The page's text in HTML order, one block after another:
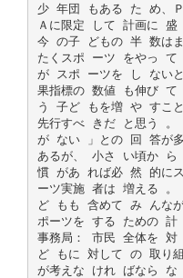
少 年団 もある た め、
Ａに限定 して 計画に 盛
今 の子 どもの 半 数は
たくスポ ーツ をやっ
が スポ ーツを し ない
果指標の 数値 も伸び
う 子ど もを増 や すこ
先行すべ きだ と思う
が ない 」との 回 答が多
あるが、 小さ い頃か
慣 があ れば必 然 的に
ーツ実施 者は 増える
ど もも 含めて み んな
ポーツを する ための 計
事務局： 市民 全体を
ど もに 対して の 取り
が考えな けれ ばなら